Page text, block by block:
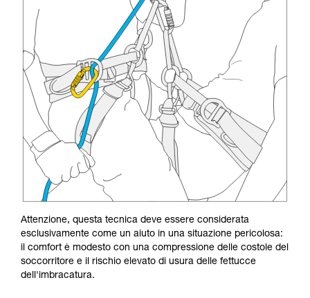
Attenzione, questa tecnica deve essere considerata
esclusivamente come un aiuto in una situazione pericolosa:
il comfort è modesto con una compressione delle costole del
soccorritore e il rischio elevato di usura delle fettucce
dell'imbracatura.